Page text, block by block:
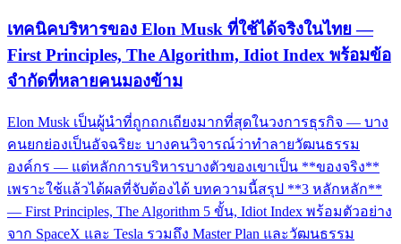
เทคนิคบริหารของ Elon Musk ที่ใช้ได้จริงในไทย —
First Principles, The Algorithm, Idiot Index พร้อมข้อ
จำกัดที่หลายคนมองข้าม
Elon Musk เป็นผู้นำที่ถูกถกเถียงมากที่สุดในวงการธุรกิจ — บาง
คนยกย่องเป็นอัจฉริยะ บางคนวิจารณ์ว่าทำลายวัฒนธรรม
องค์กร — แต่หลักการบริหารบางตัวของเขาเป็น **ของจริง**
เพราะใช้แล้วได้ผลที่จับต้องได้ บทความนี้สรุป **3 หลักหลัก**
— First Principles, The Algorithm 5 ขั้น, Idiot Index พร้อมตัวอย่าง
จาก SpaceX และ Tesla รวมถึง Master Plan และวัฒนธรรม